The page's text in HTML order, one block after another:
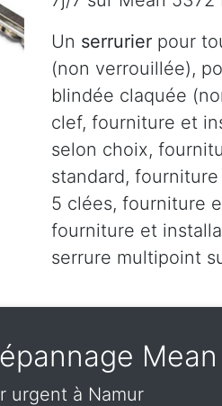
Un serrurier pour
(non verrouillée),
blindée claquée
clef, fourniture et
selon choix,
standard,
5 clées, fourniture
fourniture et
serrure multipoint
Mean
urgent à Namur